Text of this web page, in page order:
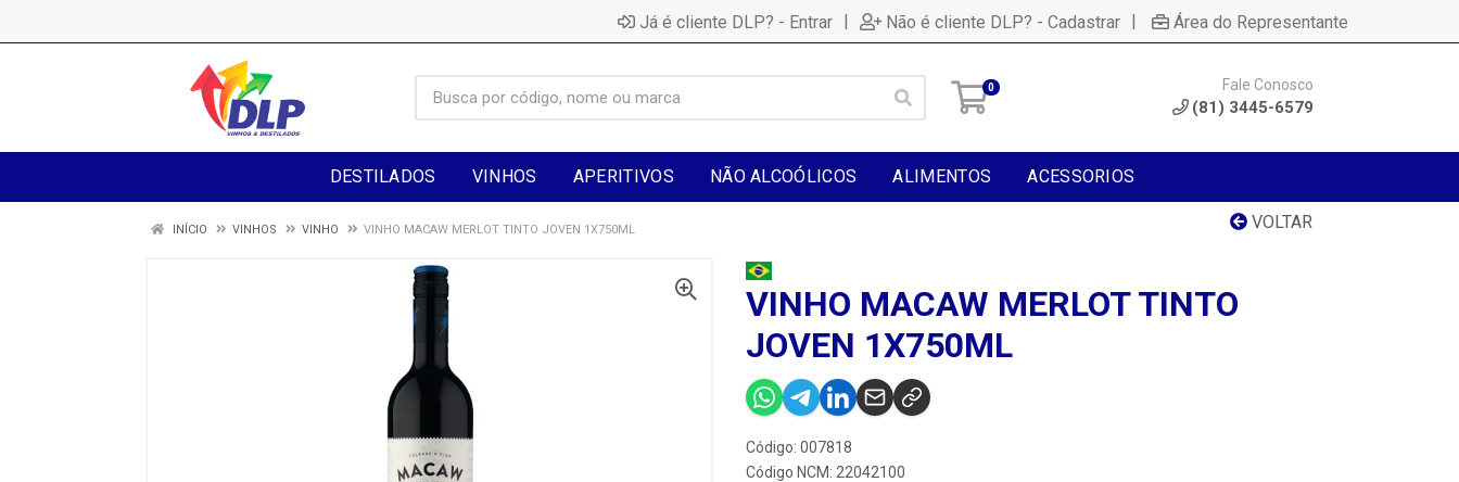
Já é cliente DLP? - Entrar | Não é cliente DLP? - Cadastrar | Área do Representante
0 Fale Conosco
(81) 3445-6579
DESTILADOS VINHOS APERITIVOS NÃO ALCOÓLICOS ALIMENTOS ACESSORIOS
VOLTAR
INÍCIO VINHOS VINHO VINHO MACAW MERLOT TINTO JOVEN 1X750ML
VINHO MACAW MERLOT TINTO
JOVEN 1X750ML
Código: 007818
Código NCM: 22042100